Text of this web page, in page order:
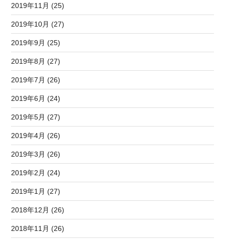
2019年11月 (25)
2019年10月 (27)
2019年9月 (25)
2019年8月 (27)
2019年7月 (26)
2019年6月 (24)
2019年5月 (27)
2019年4月 (26)
2019年3月 (26)
2019年2月 (24)
2019年1月 (27)
2018年12月 (26)
2018年11月 (26)